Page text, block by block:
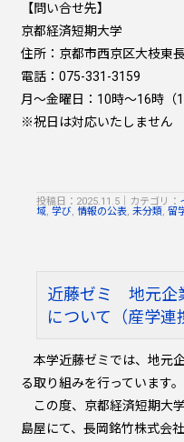
【問い合せ先】
京都経済短期大学
住所：京都市西京区大枝東
電話：075-331-3159
月～金曜日：10時～16時（
※祝日は対応いたしません
投稿日：2025.11.5 カテゴリ：
域 学び 情報の公表 未分類 留
近藤ゼミ 地元企
について（産学連
本学近藤ゼミでは、地元
る取り組みを行っています。
この度、京都経済短期大
島屋にて、長岡銘竹株式会